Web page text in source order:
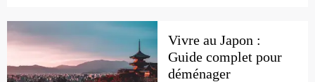
Vivre au Japon :
Guide complet pour
déménager